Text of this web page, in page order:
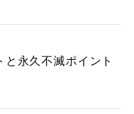
と永久不滅ポイント